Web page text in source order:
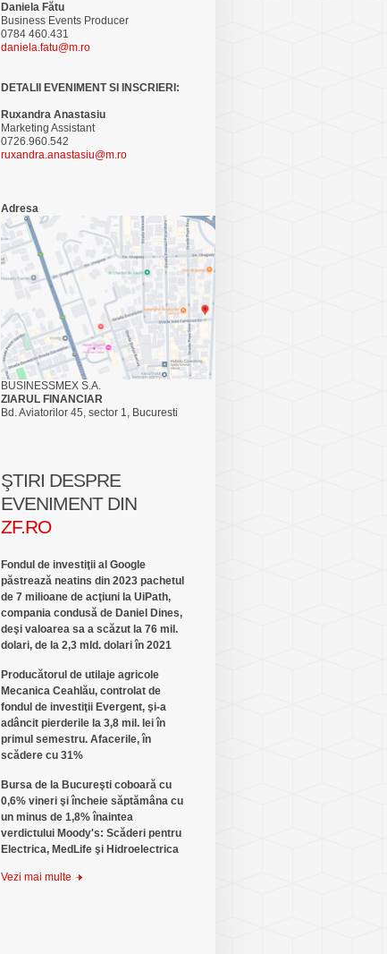
Daniela Fătu
Business Events Producer
0784 460.431
daniela.fatu@m.ro
DETALII EVENIMENT SI INSCRIERI:
Ruxandra Anastasiu
Marketing Assistant
0726.960.542
ruxandra.anastasiu@m.ro
Adresa
BUSINESSMEX S.A.
ZIARUL FINANCIAR
Bd. Aviatorilor 45, sector 1, Bucuresti
ŞTIRI DESPRE
EVENIMENT DIN
ZF.RO
Fondul de investiţii al Google
păstrează neatins din 2023 pachetul
de 7 milioane de acţiuni la UiPath,
compania condusă de Daniel Dines,
deşi valoarea sa a scăzut la 76 mil.
dolari, de la 2,3 mld. dolari în 2021
Producătorul de utilaje agricole
Mecanica Ceahlău, controlat de
fondul de investiţii Evergent, şi-a
adâncit pierderile la 3,8 mil. lei în
primul semestru. Afacerile, în
scădere cu 31%
Bursa de la Bucureşti coboară cu
0,6% vineri şi încheie săptămâna cu
un minus de 1,8% înaintea
verdictului Moody's: Scăderi pentru
Electrica, MedLife şi Hidroelectrica
Vezi mai multe